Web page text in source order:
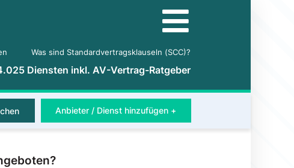
Was sind Standardvertragsklauseln (SCC)?
Diensten inkl. AV-Vertrag-Ratgeber
Anbieter / Dienst hinzufügen +